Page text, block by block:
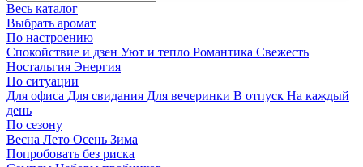
Весь каталог
Выбрать аромат
По настроению
Спокойствие и дзен Уют и тепло Романтика Свежесть
Ностальгия Энергия
По ситуации
Для офиса Для свидания Для вечеринки В отпуск На каждый
день
По сезону
Весна Лето Осень Зима
Попробовать без риска